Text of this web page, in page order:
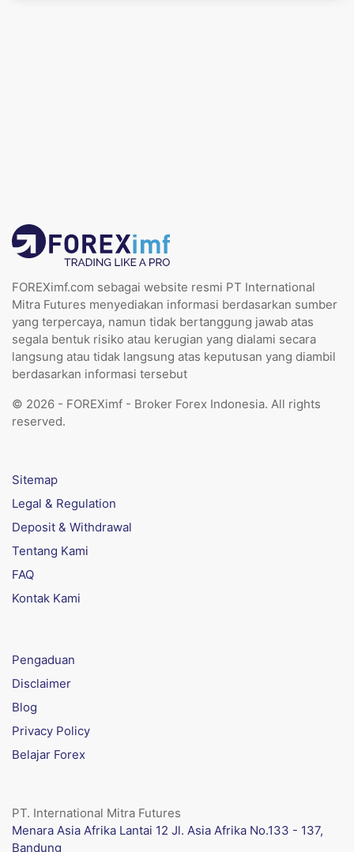
FOREXimf.com sebagai website resmi PT International
Mitra Futures menyediakan informasi berdasarkan sumber
yang terpercaya, namun tidak bertanggung jawab atas
segala bentuk risiko atau kerugian yang dialami secara
langsung atau tidak langsung atas keputusan yang diambil
berdasarkan informasi tersebut
© 2026 - FOREXimf - Broker Forex Indonesia. All rights
reserved.
Sitemap
Legal & Regulation
Deposit & Withdrawal
Tentang Kami
FAQ
Kontak Kami
Pengaduan
Disclaimer
Blog
Privacy Policy
Belajar Forex
PT. International Mitra Futures
Menara Asia Afrika Lantai 12 Jl. Asia Afrika No.133 - 137,
Bandung